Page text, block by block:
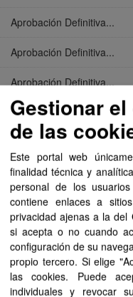
Aprobación Definitiva...
Aprobación Definitiva...
Aprobación Definitiva...
Aprobación Definitiva...
Aprobación Definitiva...
Aprobación Definitiva...
Aprobación Definitiva...
Aprobación Definitiva...
Aprobación Definitiva...
Aprobación Definitiva...
Gestionar
de las
Este portal web
finalidad técnica y
personal de los
contiene enlaces a
privacidad ajenas a la del
si acepta o no cuando
configuración de su
propio tercero. Si elige
las cookies. Puede
individuales y revocar